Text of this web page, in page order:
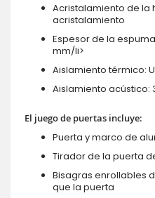
Acristalamiento de la
acristalamiento
Espesor de la
mm/li>
Aislamiento térmico:
Aislamiento acústico:
El juego de puertas incluye:
Puerta y marco de
Tirador de la puerta
Bisagras enrollables
que la puerta